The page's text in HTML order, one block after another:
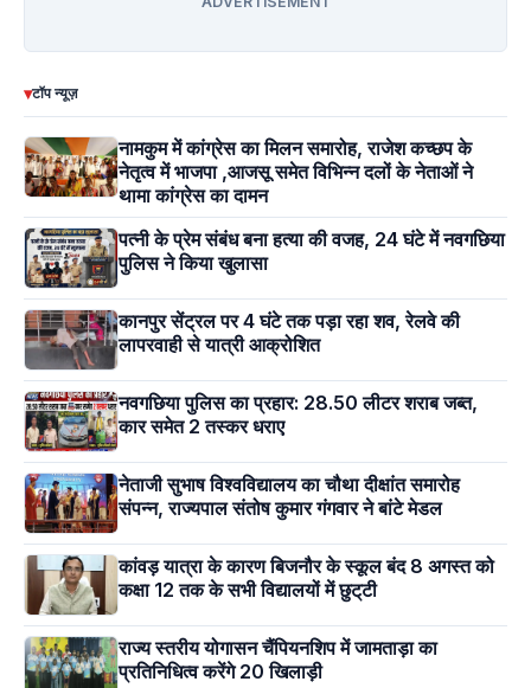
▾टॉप न्यूज़
नामकुम में कांग्रेस का मिलन समारोह, राजेश कच्छप के
नेतृत्व में भाजपा ,आजसू समेत विभिन्न दलों के नेताओं ने
थामा कांग्रेस का दामन
पत्नी के प्रेम संबंध बना हत्या की वजह, 24 घंटे में नवगछिया
पुलिस ने किया खुलासा
कानपुर सेंट्रल पर 4 घंटे तक पड़ा रहा शव, रेलवे की
लापरवाही से यात्री आक्रोशित
नवगछिया पुलिस का प्रहार: 28.50 लीटर शराब जब्त,
कार समेत 2 तस्कर धराए
नेताजी सुभाष विश्वविद्यालय का चौथा दीक्षांत समारोह
संपन्न, राज्यपाल संतोष कुमार गंगवार ने बांटे मेडल
कांवड़ यात्रा के कारण बिजनौर के स्कूल बंद 8 अगस्त को
कक्षा 12 तक के सभी विद्यालयों में छुट्‌टी
राज्य स्तरीय योगासन चैंपियनशिप में जामताड़ा का
प्रतिनिधित्व करेंगे 20 खिलाड़ी